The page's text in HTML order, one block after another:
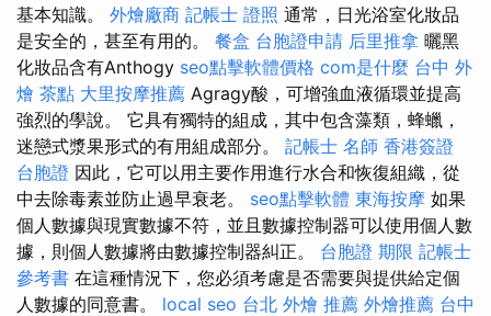
基本知識。 外燴廠商 記帳士 證照 通常，日光浴室化妝品
是安全的，甚至有用的。 餐盒 台胞證申請 后里推拿 曬黑
化妝品含有Anthogy seo點擊軟體價格 com是什麼 台中 外
燴 茶點 大里按摩推薦 Agragy酸，可增強血液循環並提高
強烈的學說。 它具有獨特的組成，其中包含藻類，蜂蠟，
迷戀式漿果形式的有用組成部分。 記帳士 名師 香港簽證
台胞證 因此，它可以用主要作用進行水合和恢復組織，從
中去除毒素並防止過早衰老。 seo點擊軟體 東海按摩 如果
個人數據與現實數據不符，並且數據控制器可以使用個人數
據，則個人數據將由數據控制器糾正。 台胞證 期限 記帳士
參考書 在這種情況下，您必須考慮是否需要與提供給定個
人數據的同意書。 local seo 台北 外燴 推薦 外燴推薦 台中